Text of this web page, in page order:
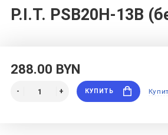
P.I.T. PSB20H-13B
288.00 BYN
КУПИТЬ